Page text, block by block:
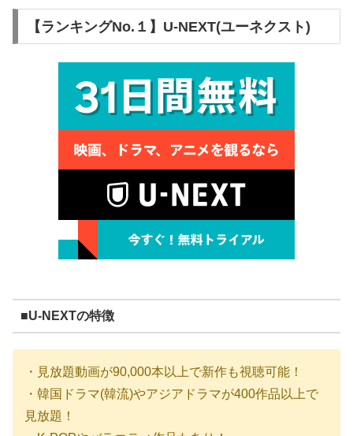
【ランキングNo.１】U-NEXT(ユーネクスト)
■U-NEXTの特徴
・見放題動画が90,000本以上で新作も視聴可能！
・韓国ドラマ(韓流)やアジアドラマが400作品以上で
見放題！